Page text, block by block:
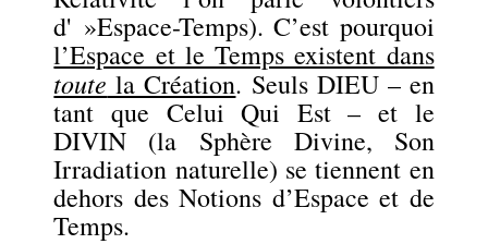
d' »Espace-Temps). C’est pourquoi
l’Espace et le Temps existent dans
toute la Création. Seuls DIEU – en
tant que Celui Qui Est – et le
DIVIN (la Sphère Divine, Son
Irradiation naturelle) se tiennent en
dehors des Notions d’Espace et de
Temps.